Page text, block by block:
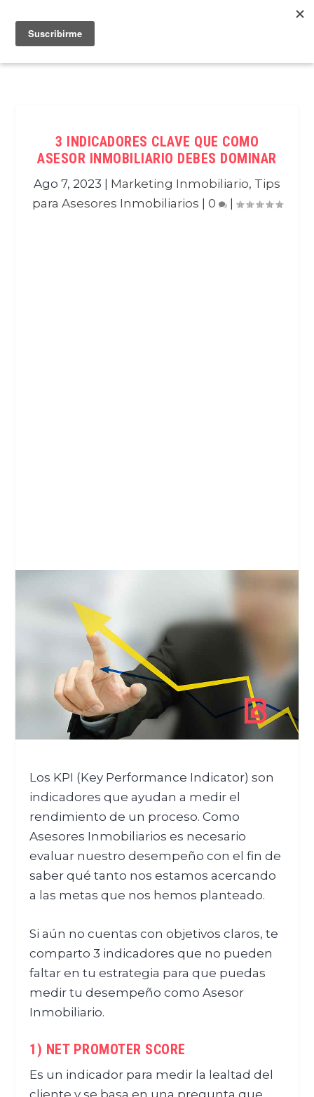
3 INDICADORES CLAVE QUE COMO
ASESOR INMOBILIARIO DEBES DOMINAR
Ago 7, 2023 Marketing Inmobiliario, Tips
para Asesores Inmobiliarios
0 |
Los KPI (Key Performance Indicator) son
indicadores que ayudan a medir el
rendimiento de un proceso. Como
Asesores Inmobiliarios es necesario
evaluar nuestro desempeño con el fin de
saber qué tanto nos estamos acercando
a las metas que nos hemos planteado.
Si aún no cuentas con objetivos claros, te
comparto 3 indicadores que no pueden
faltar en tu estrategia para que puedas
medir tu desempeño como Asesor
Inmobiliario.
1) NET PROMOTER SCORE
Es un indicador para medir la lealtad del